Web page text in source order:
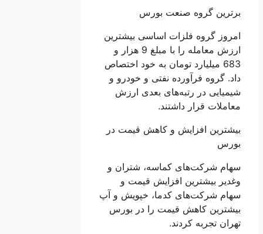
برترین گروه صنعت بورس
امروز گروه فلزات اساسی بیشترین
ارزش معامله را با مبلغ 9 هزار و
683 میلیارد تومان به خود اختصاص
داد. گروه فرآورده نفتی و خودرو و
شیمیایی در رتبه‌های بعدی ارزش
معاملات قرار داشتند.
بیشترین افزایش و کاهش قیمت در
بورس
سهام شرکت‌های کماسه، شتران و
وغدیر بیشترین افزایش قیمت و
سهام شرکت‌های کدما، خپویش و آپ
بیشترین کاهش قیمت را در بورس
تهران تجربه کردند.